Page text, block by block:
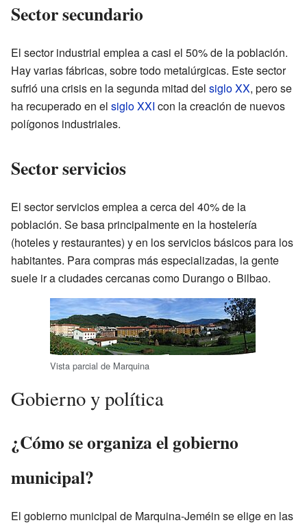
Sector secundario
El sector industrial emplea a casi el 50% de la población.
Hay varias fábricas, sobre todo metalúrgicas. Este sector
sufrió una crisis en la segunda mitad del siglo XX, pero se
ha recuperado en el siglo XXI con la creación de nuevos
polígonos industriales.
Sector servicios
El sector servicios emplea a cerca del 40% de la
población. Se basa principalmente en la hostelería
(hoteles y restaurantes) y en los servicios básicos para los
habitantes. Para compras más especializadas, la gente
suele ir a ciudades cercanas como Durango o Bilbao.
Vista parcial de Marquina
Gobierno y política
¿Cómo se organiza el gobierno
municipal?
El gobierno municipal de Marquina-Jeméin se elige en las